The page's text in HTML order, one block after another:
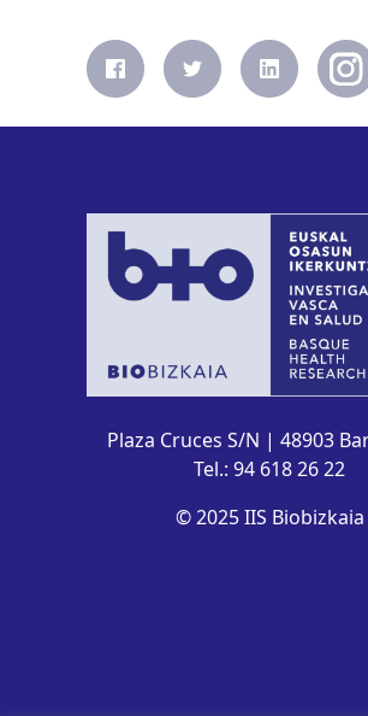
Plaza Cruces S/N | 48903
Tel.: 94 618 26 22
© 2025 IIS Biobizkaia